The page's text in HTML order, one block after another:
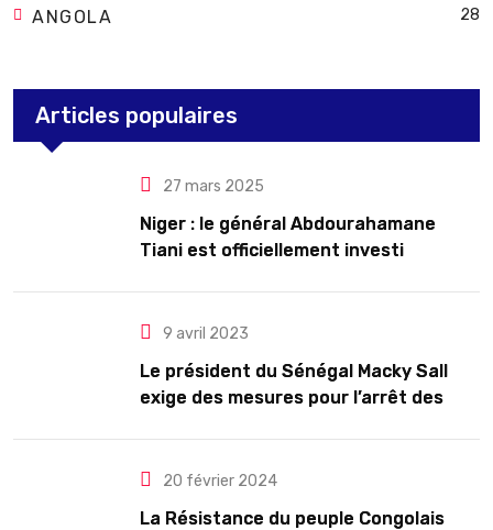
ANGOLA 28
Articles populaires
27 mars 2025
Niger : le général Abdourahamane
Tiani est officiellement investi
9 avril 2023
Le président du Sénégal Macky Sall
exige des mesures pour l’arrêt des
20 février 2024
La Résistance du peuple Congolais